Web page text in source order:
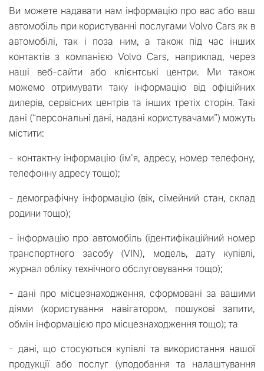
Ви можете надавати нам інформацію про вас або ваш
автомобіль при користуванні послугами Volvo Cars як в
автомобілі, так і поза ним, а також під час інших
контактів з компанією Volvo Cars, наприклад, через
наші веб-сайти або клієнтські центри. Ми також
можемо отримувати таку інформацію від офіційних
дилерів, сервісних центрів та інших третіх сторін. Такі
дані (“персональні дані, надані користувачами”) можуть
містити:
- контактну інформацію (ім'я, адресу, номер телефону,
телефонну адресу тощо);
- демографічну інформацію (вік, сімейний стан, склад
родини тощо);
- інформацію про автомобіль (ідентифікаційний номер
транспортного засобу (VIN), модель, дату купівлі,
журнал обліку технічного обслуговування тощо);
- дані про місцезнаходження, сформовані за вашими
діями (користування навігатором, пошукові запити,
обмін інформацією про місцезнаходження тощо); та
- дані, що стосуються купівлі та використання нашої
продукції або послуг (уподобання та налаштування